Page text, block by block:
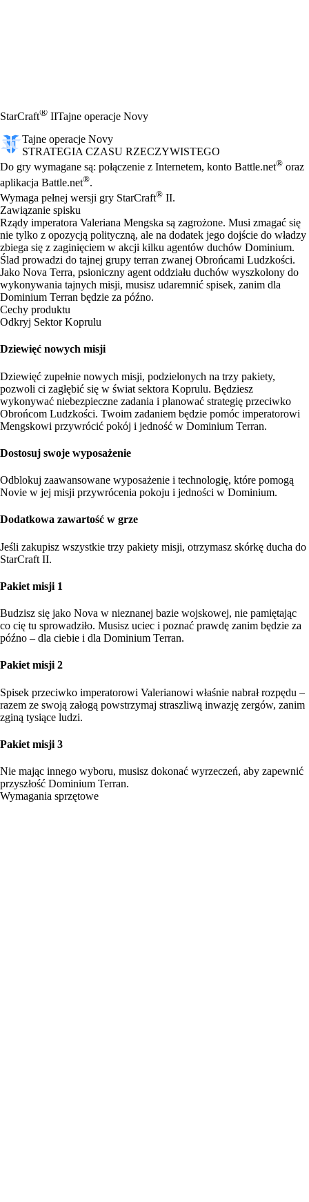
StarCraft® IITajne operacje Novy
Tajne operacje Novy
STRATEGIA CZASU RZECZYWISTEGO
Cena
Available actions
Do gry wymagane są: połączenie z Internetem, konto Battle.net® oraz
aplikacja Battle.net®.
Wymaga pełnej wersji gry StarCraft® II.
Zawiązanie spisku
Rządy imperatora Valeriana Mengska są zagrożone. Musi zmagać się
nie tylko z opozycją polityczną, ale na dodatek jego dojście do władzy
zbiega się z zaginięciem w akcji kilku agentów duchów Dominium.
Ślad prowadzi do tajnej grupy terran zwanej Obrońcami Ludzkości.
Jako Nova Terra, psioniczny agent oddziału duchów wyszkolony do
wykonywania tajnych misji, musisz udaremnić spisek, zanim dla
Dominium Terran będzie za późno.
Cechy produktu
Odkryj Sektor Koprulu
Dziewięć nowych misji
Dziewięć zupełnie nowych misji, podzielonych na trzy pakiety,
pozwoli ci zagłębić się w świat sektora Koprulu. Będziesz
wykonywać niebezpieczne zadania i planować strategię przeciwko
Obrońcom Ludzkości. Twoim zadaniem będzie pomóc imperatorowi
Mengskowi przywrócić pokój i jedność w Dominium Terran.
Dostosuj swoje wyposażenie
Odblokuj zaawansowane wyposażenie i technologię, które pomogą
Novie w jej misji przywrócenia pokoju i jedności w Dominium.
Dodatkowa zawartość w grze
Jeśli zakupisz wszystkie trzy pakiety misji, otrzymasz skórkę ducha do
StarCraft II.
Pakiet misji 1
Budzisz się jako Nova w nieznanej bazie wojskowej, nie pamiętając
co cię tu sprowadziło. Musisz uciec i poznać prawdę zanim będzie za
późno – dla ciebie i dla Dominium Terran.
Pakiet misji 2
Spisek przeciwko imperatorowi Valerianowi właśnie nabrał rozpędu –
razem ze swoją załogą powstrzymaj straszliwą inwazję zergów, zanim
zginą tysiące ludzi.
Pakiet misji 3
Nie mając innego wyboru, musisz dokonać wyrzeczeń, aby zapewnić
przyszłość Dominium Terran.
Wymagania sprzętowe